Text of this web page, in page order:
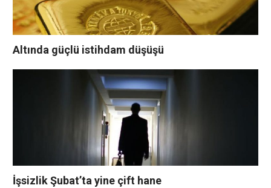
Altında güçlü istihdam düşüşü
İşsizlik Şubat’ta yine çift hane